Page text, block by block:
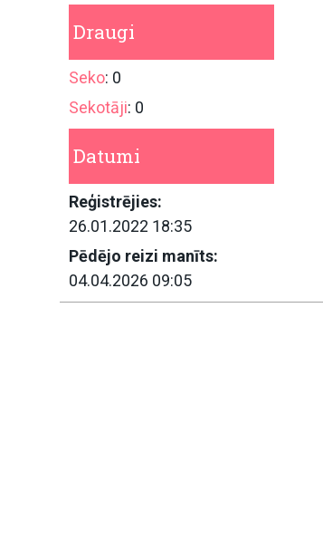
Draugi
Seko: 0
Sekotāji: 0
Datumi
Reģistrējies:
26.01.2022 18:35
Pēdējo reizi manīts:
04.04.2026 09:05